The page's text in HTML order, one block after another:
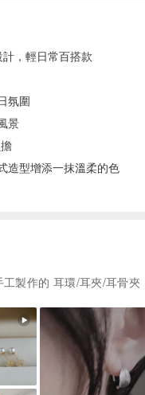
，輕日常百搭款
氛圍
景
造型增添一抹溫柔的色
工製作的 耳環/耳夾/耳骨夾